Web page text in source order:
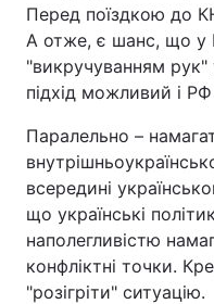
Перед поїздкою до
А отже, є шанс, що у
"викручуванням рук"
підхід можливий і
Паралельно –
всередині
що українські
наполегливістю
конфліктні точки.
"розігріти" ситуацію.